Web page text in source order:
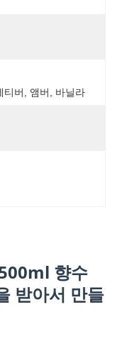
티버, 앰버, 바닐라
향수
받아서 만들